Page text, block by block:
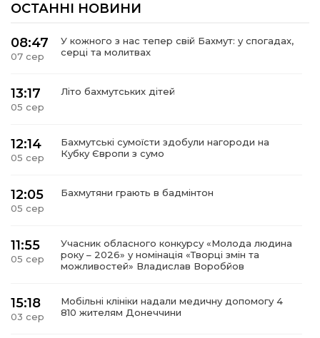
ОСТАННІ НОВИНИ
08:47
07 сер
У кожного з нас тепер свій Бахмут: у спогадах,
серці та молитвах
13:17
05 сер
Літо бахмутських дітей
12:14
05 сер
Бахмутські сумоїсти здобули нагороди на
Кубку Європи з сумо
12:05
05 сер
Бахмутяни грають в бадмінтон
11:55
05 сер
Учасник обласного конкурсу «Молода людина
року – 2026» у номінація «Творці змін та
можливостей» Владислав Воробйов
15:18
03 сер
Мобільні клініки надали медичну допомогу 4
810 жителям Донеччини